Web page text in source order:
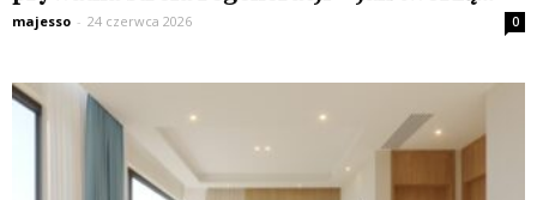
majesso - 24 czerwca 2026 0